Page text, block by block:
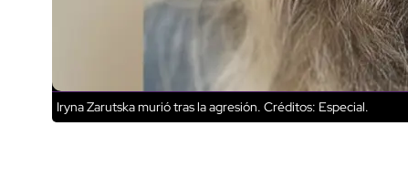
Iryna Zarutska murió tras la agresión. Créditos: Especial.